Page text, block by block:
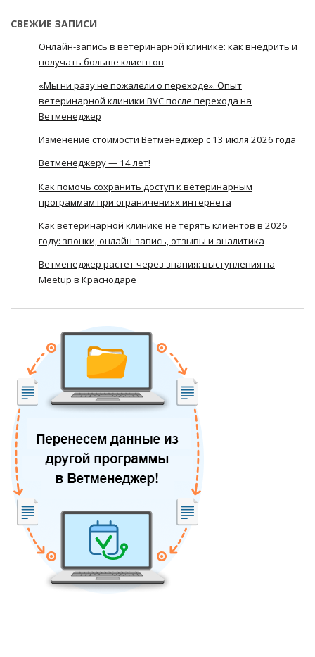
СВЕЖИЕ ЗАПИСИ
Онлайн-запись в ветеринарной клинике: как внедрить и
получать больше клиентов
«Мы ни разу не пожалели о переходе». Опыт
ветеринарной клиники BVC после перехода на
Ветменеджер
Изменение стоимости Ветменеджер с 13 июля 2026 года
Ветменеджеру — 14 лет!
Как помочь сохранить доступ к ветеринарным
программам при ограничениях интернета
Как ветеринарной клинике не терять клиентов в 2026
году: звонки, онлайн-запись, отзывы и аналитика
Ветменеджер растет через знания: выступления на
Meetup в Краснодаре